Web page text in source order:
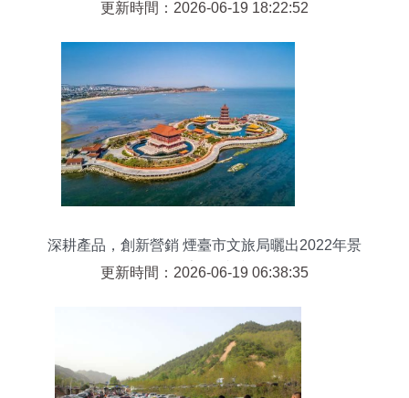
理新時代
更新時間：2026-06-19 18:22:52
深耕產品，創新營銷 煙臺市文旅局曬出2022年景
區管理亮眼“成績單”
更新時間：2026-06-19 06:38:35